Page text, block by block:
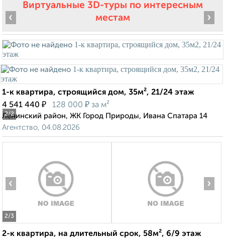
Виртуальные 3D-туры по интересным
местам
2/2
‹ ›
1-к квартира, строящийся дом, 35м², 21/24 этаж
4 541 440 ₽ 128 000 ₽ за м²
Ленинский район, ЖК Город Природы, Ивана Спатара 14
Агентство, 04.08.2026
2/3
‹ ›
2-к квартира, на длительный срок, 58м², 6/9 этаж